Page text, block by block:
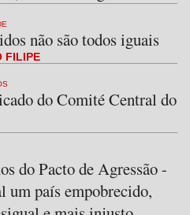
não são todos iguais
FILIPE
do Comité Central do
do Pacto de Agressão -
um país empobrecido,